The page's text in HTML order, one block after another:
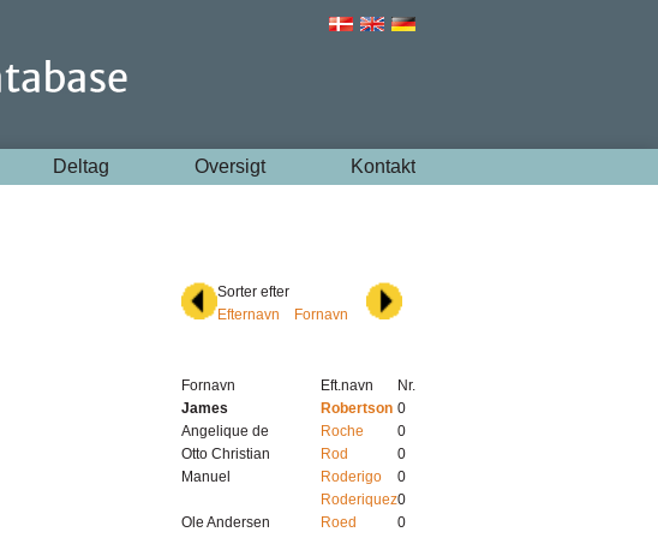
Deltag Oversigt Kontakt
Sorter efter
Efternavn
Fornavn
Fornavn Eft.navn
Nr.
James
Robertson 0
Angelique de
Roche
0
Otto Christian
Rod
0
Manuel
Roderigo
0
Roderiquez0
Ole Andersen
Roed
0